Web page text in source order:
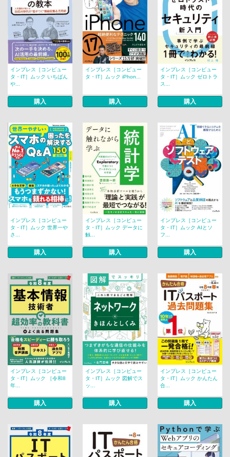
インプレス［コンピュー
タ・IT］ムック いちばん
や...
購入
インプレス［コンピュー
タ・IT］ムック iPhon...
購入
インプレス［コンピュー
タ・IT］ムック ゼロトラ
ス...
購入
インプレス［コンピュー
タ・IT］ムック 世界一や
さ...
購入
インプレス［コンピュー
タ・IT］ムック データに
触...
購入
インプレス［コンピュー
タ・IT］ムック AIとソ
フ...
購入
インプレス［コンピュー
タ・IT］ムック ［令和8
年...
購入
インプレス［コンピュー
タ・IT］ムック 図解でス
ッ...
購入
インプレス［コンピュー
タ・IT］ムック かんたん
合...
購入